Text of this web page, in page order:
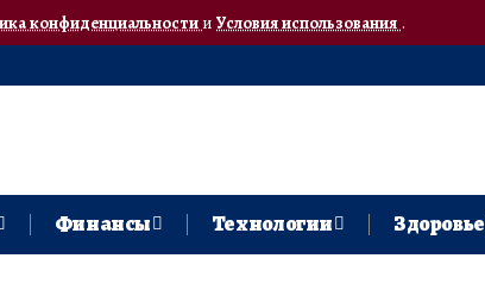
конфиденциальностии Условия использования.
Финансы Технологии Здоровье